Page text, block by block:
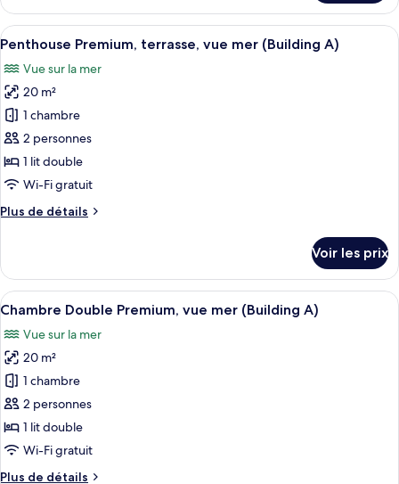
1
lit
double
ou
2
lits
jumeaux
le
type
de
Chambre
Double
Premium,
lit
double
ou
2
jumeaux
Afficher
toutes
les
photos
pour
ce
type
de
chambre :
Penthouse
vue
mer
(Building
A)
Une chambre à coucher moderne
14
Penthouse Premium, terrasse, vue mer (Building A)
Vue sur la mer
20 m²
1 chambre
2 personnes
1 lit double
Wi-Fi gratuit
Plus de détails
Plus
le
type
de
Penthouse
Premium,
terrasse,
vue
mer
(Building
A)
Voir les prix
Afficher
toutes
les
photos
pour
ce
type
de
chambre :
Un balcon donnant sur une marina
18
Chambre Double Premium, vue mer (Building A)
Vue sur la mer
20 m²
1 chambre
2 personnes
1 lit double
Wi-Fi gratuit
Plus de détails
Plus